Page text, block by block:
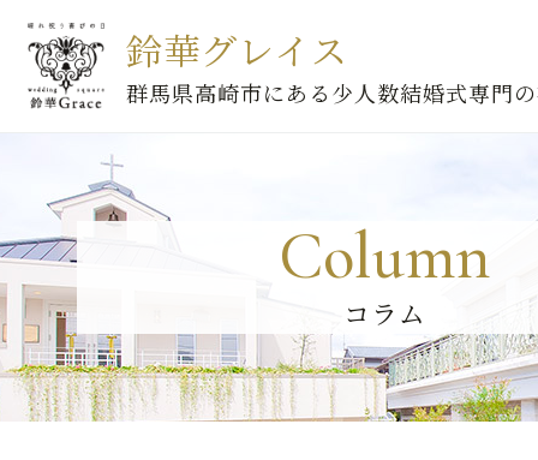
鈴華グレイス
群馬県高崎市にある少人数結婚式専門
Column
コラム